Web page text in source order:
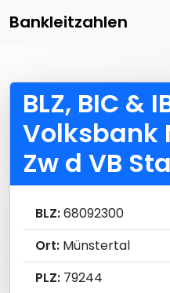
Bankleitzahlen
BLZ, BIC &
Volksbank
Zw d VB
BLZ:68092300
Ort: Münstertal
PLZ: 79244